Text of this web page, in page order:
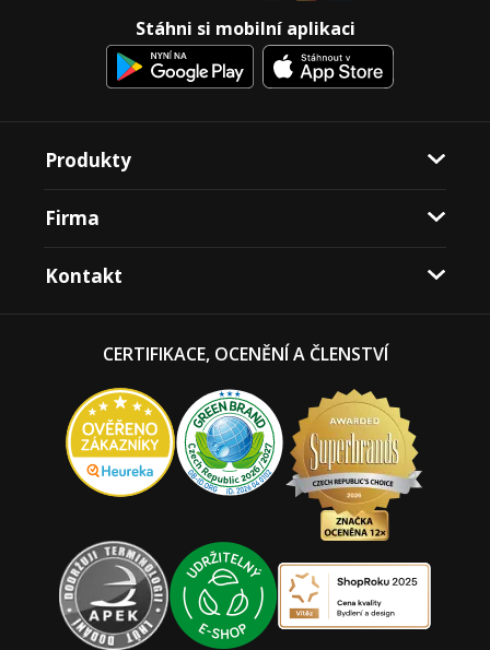
Stáhni si mobilní aplikaci
Produkty
Firma
Kontakt
CERTIFIKACE, OCENĚNÍ A ČLENSTVÍ